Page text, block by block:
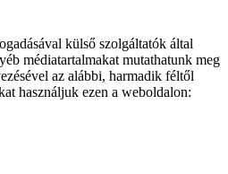
külső szolgáltatók által
médiatartalmakat mutathatunk meg
az alábbi, harmadik féltől
használjuk ezen a weboldalon: